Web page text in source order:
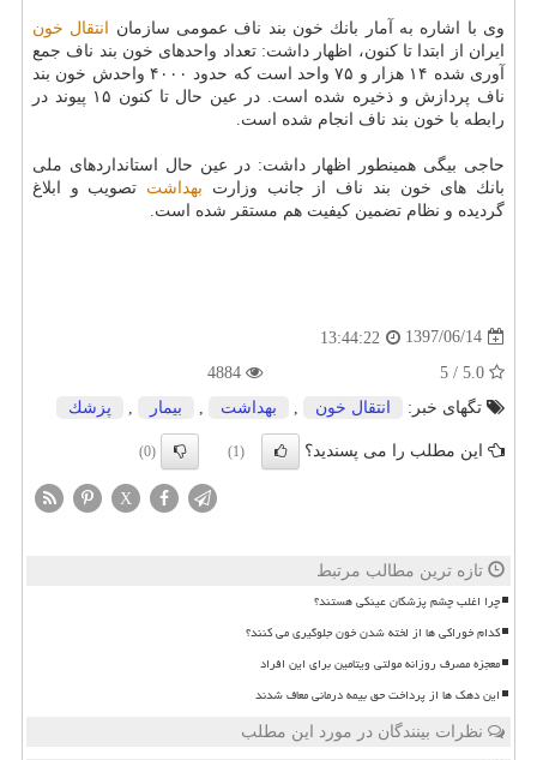
وی با اشاره به آمار بانك خون بند ناف عمومی سازمان انتقال خون
ایران از ابتدا تا كنون، اظهار داشت: تعداد واحدهای خون بند ناف جمع
آوری شده ۱۴ هزار و ۷۵ واحد است كه حدود ۴۰۰۰ واحدش خون بند
ناف پردازش و ذخیره شده است. در عین حال تا كنون ۱۵ پیوند در
رابطه با خون بند ناف انجام شده است.
حاجی بیگی همینطور اظهار داشت: در عین حال استانداردهای ملی
بانك های خون بند ناف از جانب وزارت بهداشت تصویب و ابلاغ
گردیده و نظام تضمین كیفیت هم مستقر شده است.
1397/06/14
13:44:22
تگهای خبر:
انتقال خون بهداشت بیمار پزشك
این مطلب را می پسندید؟ (1)
(0)
X
تازه ترین مطالب مرتبط
چرا اغلب چشم پزشکان عینکی هستند؟
کدام خوراکی ها از لخته شدن خون جلوگیری می کنند؟
معجزه مصرف روزانه مولتی ویتامین برای این افراد
این دهک ها از پرداخت حق بیمه درمانی معاف شدند
نظرات بینندگان در مورد این مطلب